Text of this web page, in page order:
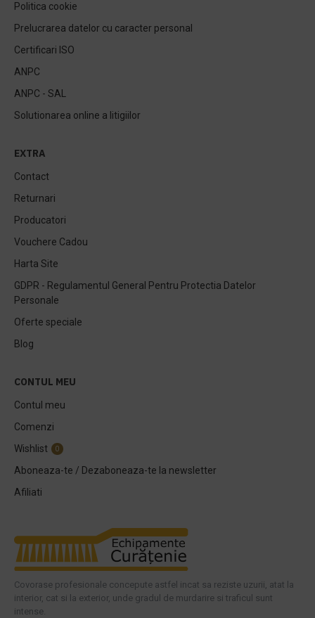
Politica cookie
Prelucrarea datelor cu caracter personal
Certificari ISO
ANPC
ANPC - SAL
Solutionarea online a litigiilor
EXTRA
Contact
Returnari
Producatori
Vouchere Cadou
Harta Site
GDPR - Regulamentul General Pentru Protectia Datelor
Personale
Oferte speciale
Blog
CONTUL MEU
Contul meu
Comenzi
Wishlist
0
Aboneaza-te / Dezaboneaza-te la newsletter
Afiliati
Covorase profesionale concepute astfel incat sa reziste uzurii, atat la
interior, cat si la exterior, unde gradul de murdarire si traficul sunt
intense.